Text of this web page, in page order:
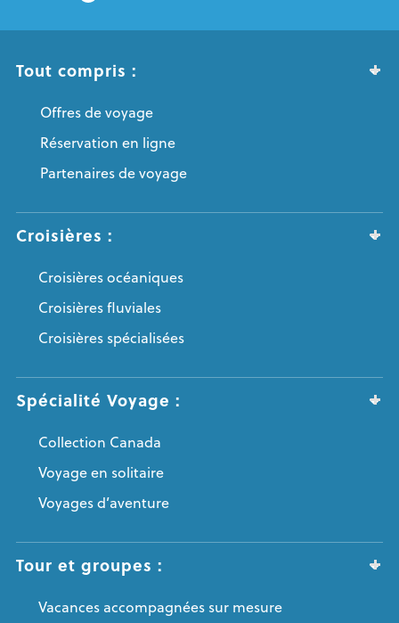
Tout compris :
Offres de voyage
Réservation en ligne
Partenaires de voyage
Croisières :
Croisières océaniques
Croisières fluviales
Croisières spécialisées
Spécialité Voyage :
Collection Canada
Voyage en solitaire
Voyages d’aventure
Tour et groupes :
Vacances accompagnées sur mesure